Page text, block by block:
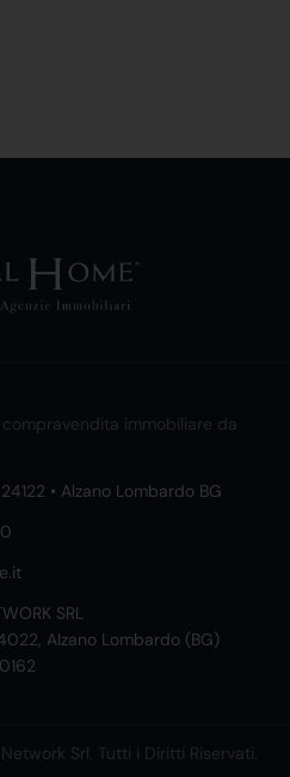
immobiliare da
• Alzano Lombardo BG
SRL
Alzano Lombardo (BG)
Srl. Tutti i Diritti Riservati.